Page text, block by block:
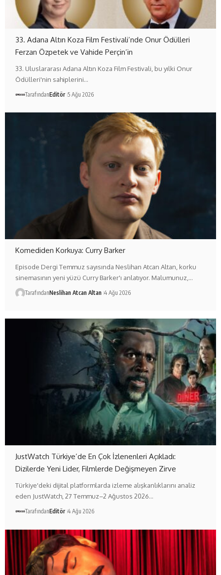
33. Adana Altın Koza Film Festivali’nde Onur Ödülleri
Ferzan Özpetek ve Vahide Perçin’in
33. Uluslararası Adana Altın Koza Film Festivali, bu yılki Onur
Ödülleri'nin sahiplerini…
TarafındanEditör 5 Ağu 2026
Komediden Korkuya: Curry Barker
Episode Dergi Temmuz sayısında Neslihan Atcan Altan, korku
sinemasının yeni yüzü Curry Barker'ı anlatıyor. Malumunuz,…
TarafındanNeslihan Atcan Altan 4 Ağu 2026
JustWatch Türkiye’de En Çok İzlenenleri Açıkladı:
Dizilerde Yeni Lider, Filmlerde Değişmeyen Zirve
Türkiye'deki dijital platformlarda izleme alışkanlıklarını analiz
eden JustWatch, 27 Temmuz–2 Ağustos 2026…
TarafındanEditör 4 Ağu 2026